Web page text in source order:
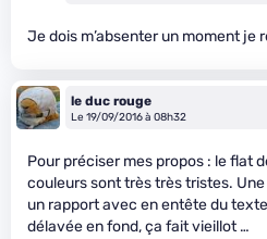
Je dois m’absenter un moment je
le duc rouge
Le 19/09/2016 à 08h32
Pour préciser mes propos : le flat
couleurs sont très très tristes.
un rapport avec en entête du
délavée en fond, ça fait vieillot …